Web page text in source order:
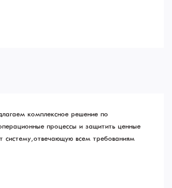
комплексное решение по
процессы и защитить ценные
систему, отвечающую всем требованиям